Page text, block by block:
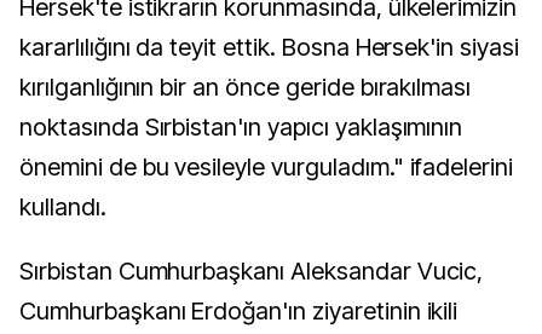
Hersek'te istikrarın korunmasında, ülkelerimizin
kararlılığını da teyit ettik. Bosna Hersek'in siyasi
kırılganlığının bir an önce geride bırakılması
noktasında Sırbistan'ın yapıcı yaklaşımının
önemini de bu vesileyle vurguladım." ifadelerini
kullandı.
Sırbistan Cumhurbaşkanı Aleksandar Vucic,
Cumhurbaşkanı Erdoğan'ın ziyaretinin ikili